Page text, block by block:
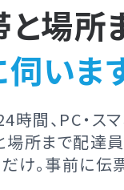
場所
いま
間、PC・ス
場所まで配達
け。事前に伝